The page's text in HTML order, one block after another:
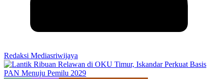
Redaksi Mediasriwijaya